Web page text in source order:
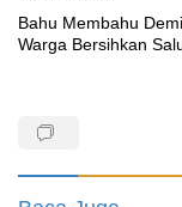
Bahu Membahu
Warga Bersihkan